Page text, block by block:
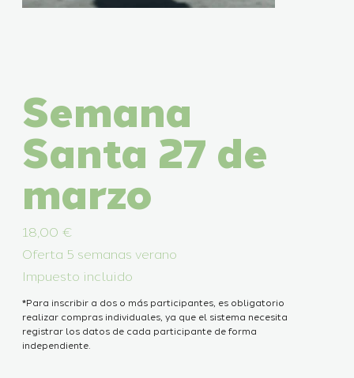
Semana
Santa 27 de
marzo
Precio
18,00 €
Oferta 5 semanas verano
Impuesto incluido
*Para inscribir a dos o más participantes, es obligatorio
realizar compras individuales, ya que el sistema necesita
registrar los datos de cada participante de forma
independiente.